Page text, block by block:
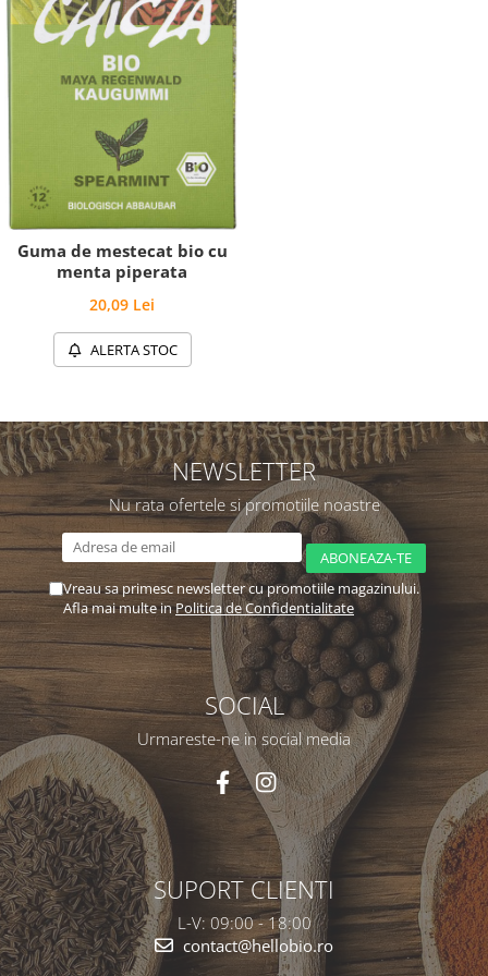
Guma de mestecat bio cu
menta piperata
20,09 Lei
ALERTA STOC
NEWSLETTER
Nu rata ofertele si promotiile noastre
Vreau sa primesc newsletter cu promotiile magazinului.
Afla mai multe inPolitica de Confidentialitate
SOCIAL
Urmareste-ne in social media
SUPORT CLIENTI
L-V: 09:00 - 18:00
contact@hellobio.ro